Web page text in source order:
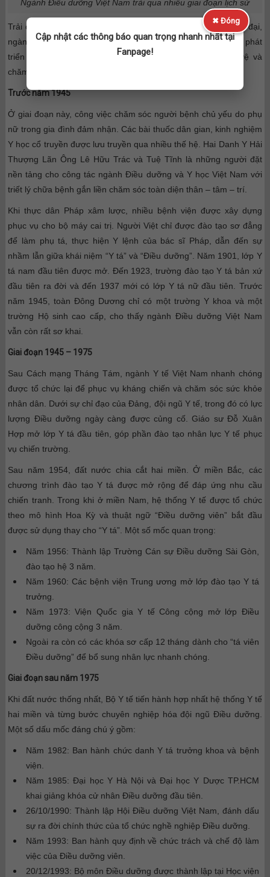
Ngành Điều dưỡng Việt Nam trải qua nhiều giai đoạn lịch sử
Trải qua nhiều biến động lịch sử từ thời phong kiến đến hiện đại,
ngành Điều dưỡng Việt Nam vẫn luôn gắn liền với tiến trình phát
triển của đất nước, góp phần to lớn vào công cuộc bảo vệ và
chăm sóc sức khỏe nhân dân.
Trước năm 1945
Ở giai đoạn này, công việc chăm sóc người bệnh chủ yếu do phụ
nữ trong gia đình đảm nhận. Các bài thuốc dân gian, kinh nghiệm
Y học cổ truyền được lưu truyền qua nhiều thế hệ. Hai Danh Y Hải
Thượng Lãn Ông Lê Hữu Trác và Tuệ Tĩnh là những người đặt
nền tảng cho công tác ngành Điều dưỡng và Y học Việt Nam với
triết lý chữa bệnh gắn liền chăm sóc toàn diện thân – tâm – trí.
Khi thực dân Pháp xâm lược, nhiều bệnh viện được xây dựng
phục vụ cho bộ máy cai trị. Người Việt chỉ được đào tạo sơ đẳng
để làm phụ tá, thực hiện Y lệnh của bác sĩ Pháp, dẫn đến sự
nhầm lẫn giữa khái niệm “Y tá” và “Điều dưỡng”. Năm 1901, lớp Y
tá nam đầu tiên được mở. Đến 1923, trường đào tạo Y tá bản xứ
đầu tiên ra đời và đến 1937 mới có lớp Y tá nữ đầu tiên. Trước
năm 1945, toàn Đông Dương chỉ có một trường Y khoa và một
trường Hộ sinh cao cấp, cho thấy ngành Điều dưỡng Việt Nam
vẫn còn rất sơ khai.
Giai đoạn 1945 – 1975
Sau Cách mạng Tháng Tám, ngành Y tế Việt Nam nhanh chóng
được tổ chức lại để phục vụ kháng chiến và chăm sóc sức khỏe
nhân dân. Dưới sự chỉ đạo của Đảng, đội ngũ Y tế, trong đó có lực
lượng Điều dưỡng ngày càng được củng cố. Giáo sư Đỗ Xuân
Hợp mở lớp Y tá đầu tiên, góp phần đào tạo nhân lực Y tế phục
vụ chiến trường.
Sau năm 1954, đất nước chia cắt hai miền. Ở miền Bắc, các
chương trình đào tạo Y tá được mở rộng để đáp ứng nhu cầu
chiến tranh. Trong khi ở miền Nam, hệ thống Y tế được tổ chức
theo mô hình Hoa Kỳ và thuật ngữ “Điều dưỡng viên” bắt đầu
được sử dụng thay cho “Y tá”. Một số mốc quan trọng:
Năm 1956: Thành lập Trường Cán sự Điều dưỡng Sài Gòn,
đào tạo hệ 3 năm.
Năm 1960: Các bệnh viện Trung ương mở lớp đào tạo Y tá
trưởng.
Năm 1973: Viện Quốc gia Y tế Công cộng mở lớp Điều
dưỡng công cộng 3 năm.
Ngoài ra còn có các khóa sơ cấp 12 tháng dành cho “tá viên
Điều dưỡng” để bổ sung nhân lực nhanh chóng.
Giai đoạn sau năm 1975
Khi đất nước thống nhất, Bộ Y tế tiến hành hợp nhất hệ thống Y tế
hai miền và từng bước chuyên nghiệp hóa đội ngũ Điều dưỡng.
Một số dấu mốc đáng chú ý gồm:
Năm 1982: Ban hành chức danh Y tá trưởng khoa và bệnh
viện.
Năm 1985: Đại học Y Hà Nội và Đại học Y Dược TP.HCM
khai giảng khóa cử nhân Điều dưỡng đầu tiên.
26/10/1990: Thành lập Hội Điều dưỡng Việt Nam, đánh dấu
sự ra đời chính thức của tổ chức nghề nghiệp Điều dưỡng.
Năm 1993: Ban hành quy định về chức trách và chế độ làm
việc của Điều dưỡng viên.
20/12/1993: Bộ môn Điều dưỡng được thành lập tại Học viện
✖ Đóng
Cập nhật các thông báo quan trọng nhanh nhất tại
Fanpage!